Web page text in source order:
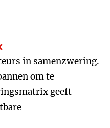
in samenzwering.
om te
geeft